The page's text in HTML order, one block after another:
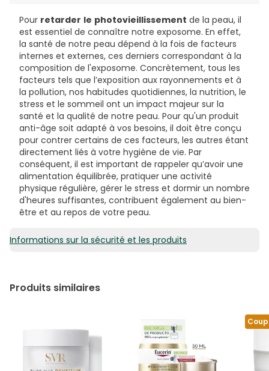
CAPRYLIC/CAPRIC TRIGLYCERIDE, HELIANTHUS ANNUUS
(SUNFLOWER) SEED OIL, ALTHAEA OFFICINALIS ROOT
EXTRACT, CITRIC ACID, UNDARIA PINNATIFIDA EXTRACT,
BENZYL ALCOHOL, CHLORELLA VULGARIS EXTRACT,
TOCOPHEROL, DEHYDROACETIC ACID, ROSMARINUS
OFFICINALIS (ROSEMARY) LEAF EXTRACT, TETRAMETHYL
ACETYLOCTAHYDRONAPHTHALENES, LINALOOL, LINALYL
ACETATE, ALPHA-ISOMETHYL IONONE, GERANIOL, CITRUS
AURANTIUM PEEL OIL, CITRONELLOL, LIMONENE, TERPINEOL
[N4701/B]
Pour retarder le photovieillissement de la peau, il
est essentiel de connaître notre exposome. En effet,
la santé de notre peau dépend à la fois de facteurs
internes et externes, ces derniers correspondant à la
composition de l'exposome. Concrètement, tous les
facteurs tels que l’exposition aux rayonnements et à
la pollution, nos habitudes quotidiennes, la nutrition, le
stress et le sommeil ont un impact majeur sur la
santé et la qualité de notre peau. Pour qu'un produit
anti-âge soit adapté à vos besoins, il doit être conçu
pour contrer certains de ces facteurs, les autres étant
directement liés à votre hygiène de vie. Par
conséquent, il est important de rappeler qu’avoir une
alimentation équilibrée, pratiquer une activité
physique régulière, gérer le stress et dormir un nombre
d'heures suffisantes, contribuent également au bien-
être et au repos de votre peau.
Informations sur la sécurité et les produits
Produits similaires